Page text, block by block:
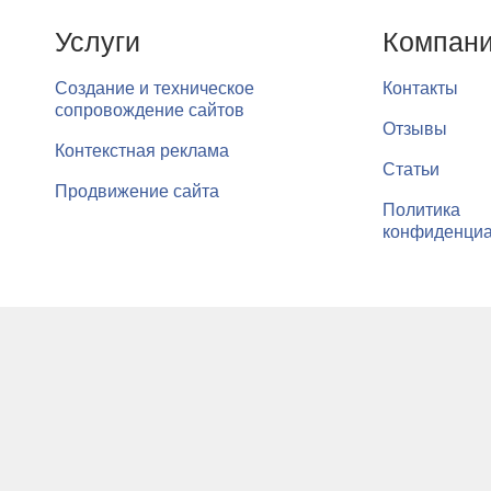
Услуги
Создание и техническое
сопровождение сайтов
Контекстная реклама
Продвижение сайта
Контакты
Отзывы
Статьи
Политика